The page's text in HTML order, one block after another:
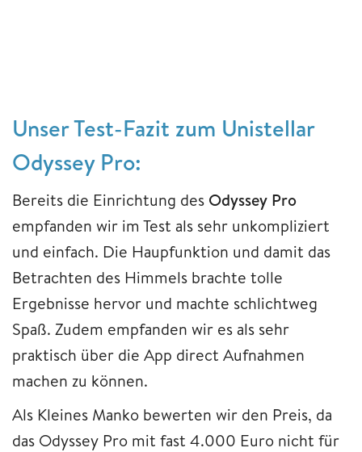
Unser Test-Fazit zum Unistellar
Odyssey Pro:
Bereits die Einrichtung des Odyssey Pro
empfanden wir im Test als sehr unkompliziert
und einfach. Die Haupfunktion und damit das
Betrachten des Himmels brachte tolle
Ergebnisse hervor und machte schlichtweg
Spaß. Zudem empfanden wir es als sehr
praktisch über die App direct Aufnahmen
machen zu können.
Als Kleines Manko bewerten wir den Preis, da
das Odyssey Pro mit fast 4.000 Euro nicht für